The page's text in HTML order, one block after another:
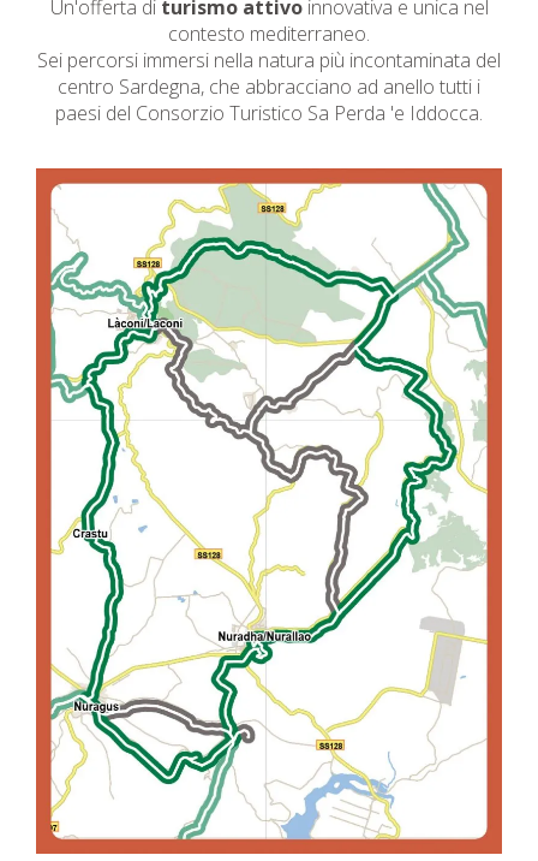
Un'offerta di turismo attivoinnovativa e unica nel
contesto mediterraneo.
Sei percorsi immersi nella natura più incontaminata del
centro Sardegna, che abbracciano ad anello tutti i
paesi del Consorzio Turistico Sa Perda 'e Iddocca.